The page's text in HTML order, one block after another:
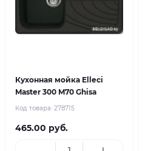
Кухонная мойка Elleci
Master 300 M70 Ghisa
Код товара: 278715
465.00 руб.